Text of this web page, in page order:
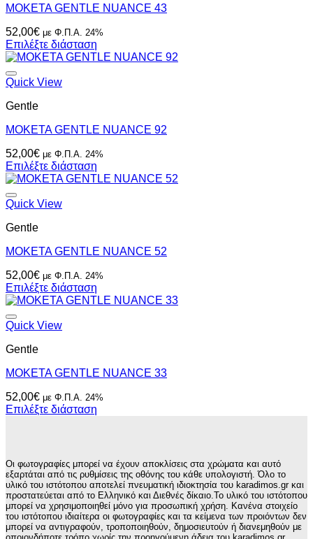
ΜΟΚΕΤΑ GENTLE NUANCE 43
52,00€ με Φ.Π.Α. 24%
Επιλέξτε διάσταση
Quick View
Gentle
ΜΟΚΕΤΑ GENTLE NUANCE 92
52,00€ με Φ.Π.Α. 24%
Επιλέξτε διάσταση
Quick View
Gentle
ΜΟΚΕΤΑ GENTLE NUANCE 52
52,00€ με Φ.Π.Α. 24%
Επιλέξτε διάσταση
Quick View
Gentle
ΜΟΚΕΤΑ GENTLE NUANCE 33
52,00€ με Φ.Π.Α. 24%
Επιλέξτε διάσταση
Οι φωτογραφίες μπορεί να έχουν αποκλίσεις στα χρώματα και αυτό
εξαρτάται από τις ρυθμίσεις της οθόνης του κάθε υπολογιστή. Όλο το
υλικό του ιστότοπου αποτελεί πνευματική ιδιοκτησία του karadimos.gr και
προστατεύεται από το Ελληνικό και Διεθνές δίκαιο.Το υλικό του ιστότοπου
μπορεί να χρησιμοποιηθεί μόνο για προσωπική χρήση. Κανένα στοιχείο
του ιστότοπου ιδιαίτερα οι φωτογραφίες και τα κείμενα των προιόντων δεν
μπορεί να αντιγραφούν, τροποποιηθούν, δημοσιευτούν ή διανεμηθούν με